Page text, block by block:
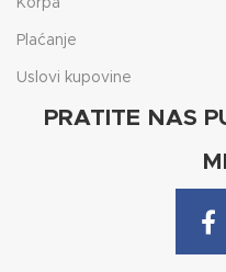
Plaćanje
Uslovi kupovine
PRATITE NAS